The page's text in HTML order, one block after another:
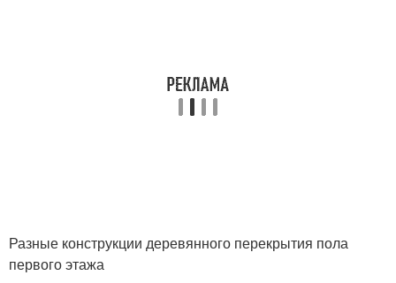
Разные конструкции деревянного перекрытия пола
первого этажа